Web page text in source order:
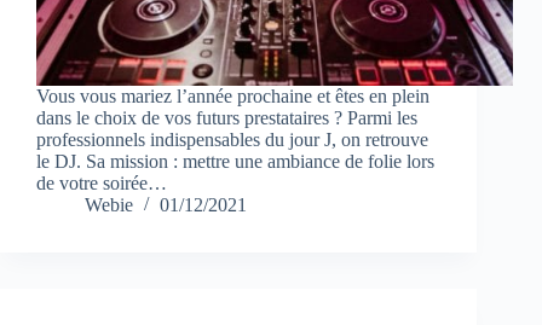
Vous vous mariez l’année prochaine et êtes en plein
dans le choix de vos futurs prestataires ? Parmi les
professionnels indispensables du jour J, on retrouve
le DJ. Sa mission : mettre une ambiance de folie lors
de votre soirée…
Webie
01/12/2021